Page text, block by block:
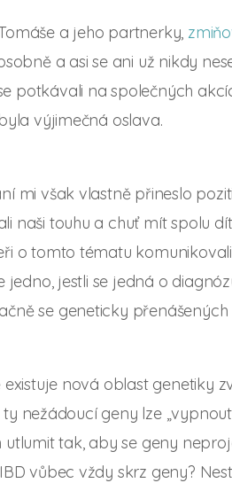
a jeho partnerky,
a asi se ani už nikdy
potkávali na společných
výjimečná oslava.
mi však vlastně přineslo
naši touhu a chuť mít spolu
o tomto tématu
jedno, jestli se jedná o
se geneticky přenášených
existuje nová oblast genetiky
ty nežádoucí geny lze
tak, aby se geny
vůbec vždy skrz geny?